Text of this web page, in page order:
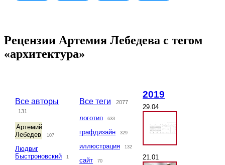
Рецензии Артемия Лебедева с тегом
«архитектура»
Все авторы
131
Артемий
Лебедев
107
Людвиг
Быстроновский
1
Все теги 2077
логотип 633
графдизайн 329
иллюстрация 132
сайт 70
2019
29.04
21.01